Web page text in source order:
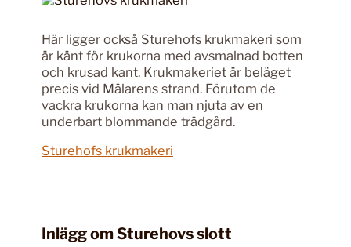
Här ligger också Sturehofs krukmakeri som
är känt för krukorna med avsmalnad botten
och krusad kant. Krukmakeriet är beläget
precis vid Mälarens strand. Förutom de
vackra krukorna kan man njuta av en
underbart blommande trädgård.
Sturehofs krukmakeri
Inlägg om Sturehovs slott